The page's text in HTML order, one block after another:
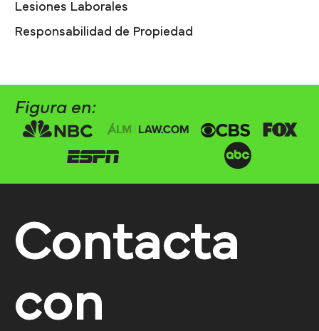
Lesiones Laborales
Responsabilidad de Propiedad
Figura en:
Contacta
con